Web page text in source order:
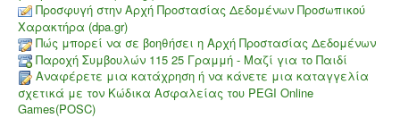
Προσφυγή στην Αρχή Προστασίας Δεδομένων Προσωπικού
Χαρακτήρα (dpa.gr)
Πώς μπορεί να σε βοηθήσει η Αρχή Προστασίας Δεδομένων
Παροχή Συμβουλών 115 25 Γραμμή - Μαζί για το Παιδί
Aναφέρετε μια κατάχρηση ή να κάνετε μια καταγγελία
σχετικά με τον Κώδικα Ασφαλείας του PEGI Online
Games(POSC)